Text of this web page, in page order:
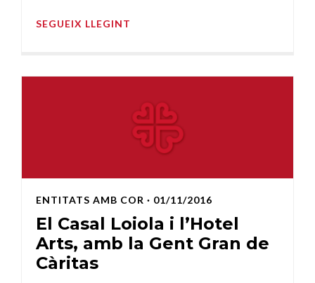
SEGUEIX LLEGINT
ENTITATS AMB COR · 01/11/2016
El Casal Loiola i l’Hotel
Arts, amb la Gent Gran de
Càritas